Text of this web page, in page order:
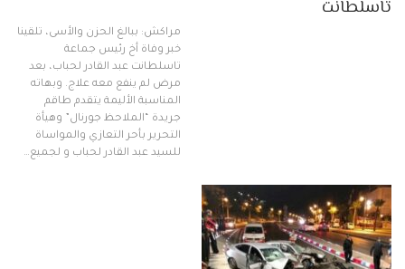
تاسلطانت
مراكش: ببالغ الحزن والأسى، تلقينا
خبر وفاة أخ رئيس جماعة
تاسلطانت عبد القادر لحباب، بعد
مرض لم ينفع معه علاج. وبهاته
المناسبة الأليمة يتقدم طاقم
جريدة “الملاحظ جورنال” وهيأة
التحرير بأحر التعازي والمواساة
للسيد عبد القادر لحباب و لجميع…